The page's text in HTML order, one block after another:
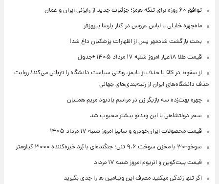
خلیلی با لباس عروس در کنار پارسا پیروزفر
بازگشت شادمهر پس از اظهارات پزشکیان داغ شد!
امروز شنبه ۱۷ مرداد ۱۴۰۵ +جدول
از سقوط در QS تا حذف از تایمز، وقتی سیاست دانشگاه را قربانی می‌کند/ روایت
ایران از رتبه‌بندی‌های جهانی
بهت‌زده سه بازیگر زن در مراسم یادبود مریم همتیان
دولتشاهی با این ویدئو بیشتر محبوب شد
محصولات ایران‌خودرو و سایپا امروز شنبه ۱۷ مرداد ۱۴۰۵
بیت‌کوین و اتریوم امروز شنبه ۱۷ مرداد
تنها زندگی میکنید مصرف این ویتامین ها را جدی بگیرید